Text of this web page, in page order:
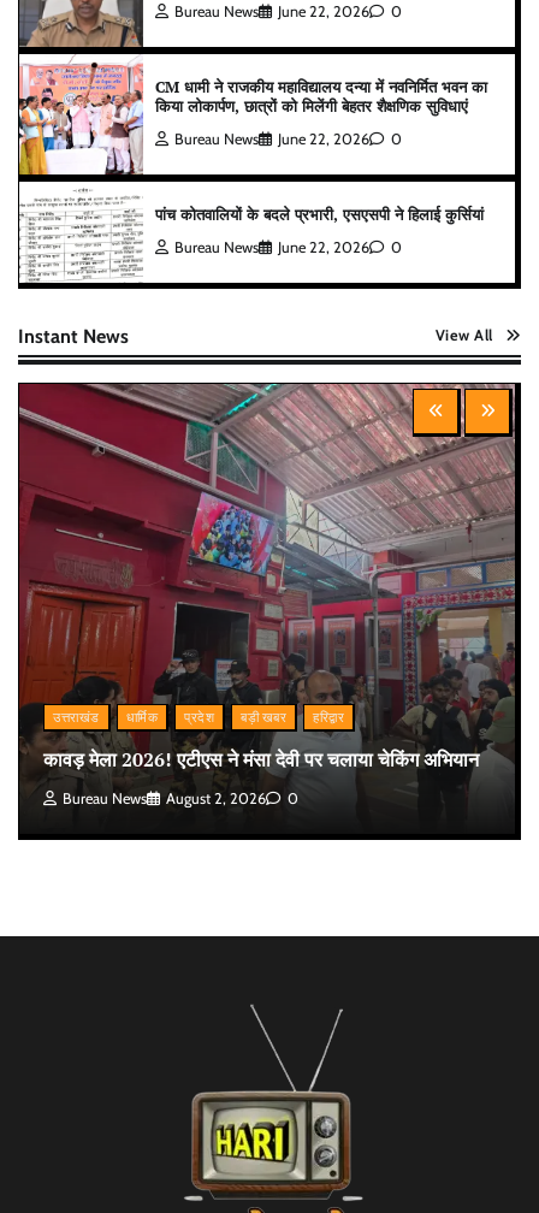
Bureau News June 22, 2026 0
CM धामी ने राजकीय महाविद्यालय दन्या में नवनिर्मित भवन का
किया लोकार्पण, छात्रों को मिलेंगी बेहतर शैक्षणिक सुविधाएं
Bureau News June 22, 2026 0
पांच कोतवालियों के बदले प्रभारी, एसएसपी ने हिलाई कुर्सियां
Bureau News June 22, 2026 0
Instant News View All
उत्तराखंड धार्मिक प्रदेश बड़ी खबर हरिद्वार
कावड़ मेला 2026! एटीएस ने मंसा देवी पर चलाया चेकिंग अभियान
Bureau News August 2, 2026 0